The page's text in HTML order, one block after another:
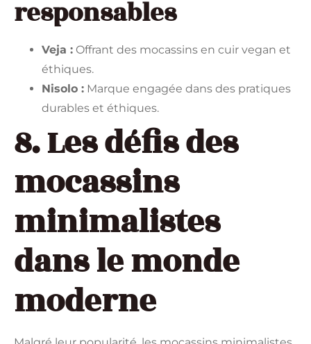
responsables
Veja : Offrant des mocassins en cuir vegan et
éthiques.
Nisolo : Marque engagée dans des pratiques
durables et éthiques.
8. Les défis des
mocassins
minimalistes
dans le monde
moderne